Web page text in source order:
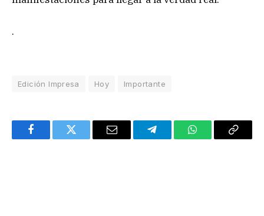
.
Edición Impresa Hoy Importante
FacebookTwitter Email TelegramWhatsAppCopy